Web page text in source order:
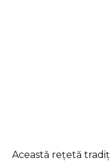
Această rețetă